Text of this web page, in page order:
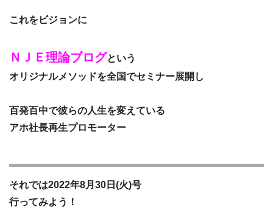
これをビジョンに
ＮＪＥ理論ブログという
オリジナルメソッドを全国でセミナー展開し
百発百中で彼らの人生を変えている
アホ社長再生プロモーター
それでは2022年8月30日(火)号
行ってみよう！